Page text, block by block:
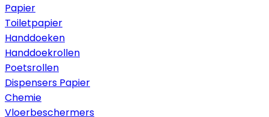
Papier
Toiletpapier
Handdoeken
Handdoekrollen
Poetsrollen
Dispensers Papier
Chemie
Vloerbeschermers